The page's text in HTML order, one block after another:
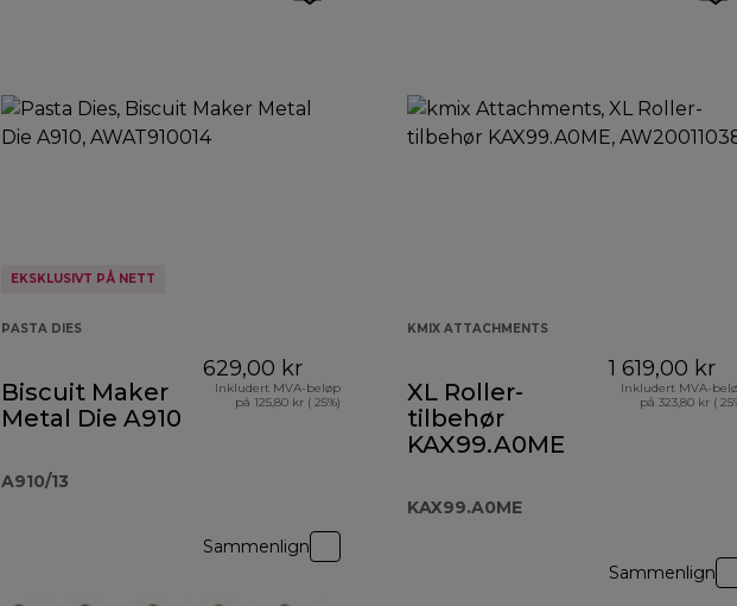
EKSKLUSIVT PÅ NETT
PASTA DIES
Biscuit Maker
Metal Die A910
A910/13
629,00 kr
Inkludert MVA-beløp
på 125,80 kr ( 25%)
Sammenlign
KMIX ATTACHMENTS
XL Roller-
tilbehør
KAX99.A0ME
KAX99.A0ME
1 619,00 kr
Inkludert MVA-
på 323,80 kr (
Sammenlign